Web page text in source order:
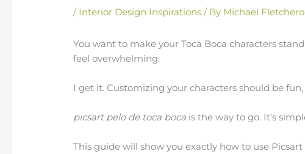
/ Interior Design Inspirations / By Michael
You want to make your Toca Boca characters
feel overwhelming.
I get it. Customizing your characters should be fun,
picsart pelo de toca boca is the way to go. It’s
This guide will show you exactly how to use